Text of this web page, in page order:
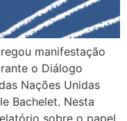
manifestação
o Diálogo
Nações Unidas
Bachelet. Nesta